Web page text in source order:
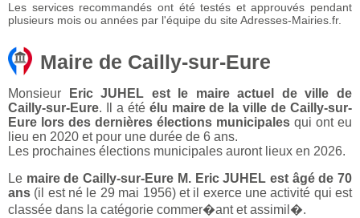
Les services recommandés ont été testés et approuvés pendant
plusieurs mois ou années par l'équipe du site Adresses-Mairies.fr.
Maire de Cailly-sur-Eure
Monsieur
Eric JUHEL est le maire actuel de ville de
Cailly-sur-Eure. Il a été élu maire de la ville de Cailly-sur-
Eure lors des dernières élections municipales qui ont eu
lieu en 2020 et pour une durée de 6 ans.
Les prochaines élections municipales auront lieux en 2026.
Le maire de Cailly-sur-Eure M. Eric JUHEL est âgé de 70
ans (il est né le 29 mai 1956) et il exerce une activité qui est
classée dans la catégorie commer�ant et assimil�.